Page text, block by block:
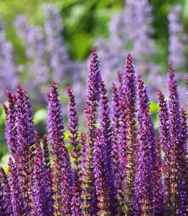
Выберите город
Обратный звонок Заказать обратный звонок
Каталог
Семена
Грунты
Газонные травы, сидераты
Горшки, рассадники, аксессуары
Посадочный материал
Садовый инструмент, инвентарь